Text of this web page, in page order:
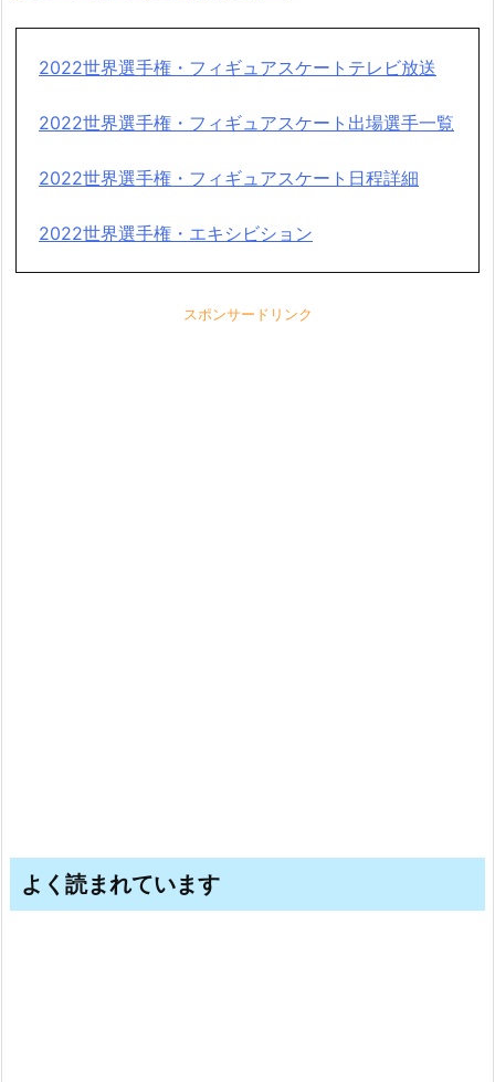
2022世界選手権・フィギュアスケートテレビ放送
2022世界選手権・フィギュアスケート出場選手一覧
2022世界選手権・フィギュアスケート日程詳細
2022世界選手権・エキシビション
スポンサードリンク
よく読まれています